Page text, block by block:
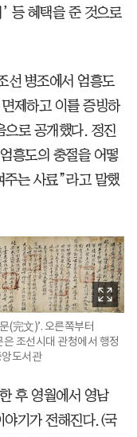
등 혜택을 준 것으로
선 병조에서 엄흥도
제하고 이를 증빙하
로 공개했다. 정진
흥도의 충절을 어떻
주는 사료”라고 말했
(完文)’. 오른쪽부터
조선시대 관청에서 행정
도서관
후 영월에서 영남
야기가 전해진다.(국